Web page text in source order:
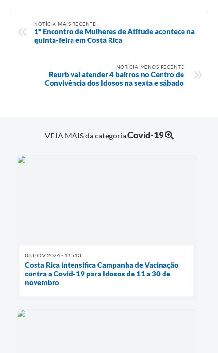
NOTÍCIA MAIS RECENTE
1º Encontro de Mulheres de Atitude acontece na
quinta-feira em Costa Rica
NOTÍCIA MENOS RECENTE
Reurb vai atender 4 bairros no Centro de
Convivência dos Idosos na sexta e sábado
VEJA MAIS da categoriaCovid-19
08 NOV 2024 - 11h13
Costa Rica intensifica Campanha de Vacinação
contra a Covid-19 para Idosos de 11 a 30 de
novembro